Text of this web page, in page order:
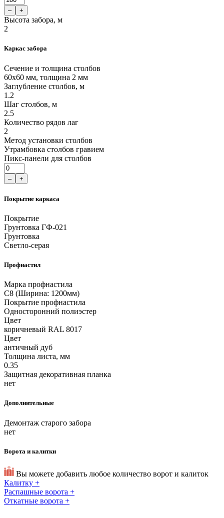
– +
Высота забора, м
2
Каркас забора
Сечение и толщина столбов
60x60 мм, толщина 2 мм
Заглубление столбов, м
1.2
Шаг столбов, м
2.5
Количество рядов лаг
2
Метод установки столбов
Утрамбовка столбов гравием
Пикс-панели для столбов
– +
Покрытие каркаса
Покрытие
Грунтовка ГФ-021
Грунтовка
Светло-серая
Профнастил
Марка профнастила
С8 (Ширина: 1200мм)
Покрытие профнастила
Односторонний полиэстер
Цвет
коричневый RAL 8017
Цвет
античный дуб
Толщина листа, мм
0.35
Защитная декоративная планка
нет
Дополнительные
Демонтаж старого забора
нет
Ворота и калитки
Вы можете добавить любое количество ворот и калиток
Калитку +
Распашные ворота +
Откатные ворота +